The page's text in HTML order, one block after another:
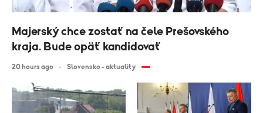
Majerský chce zostať na čele Prešovského
kraja. Bude opäť kandidovať
20 hours ago Slovensko - aktuality